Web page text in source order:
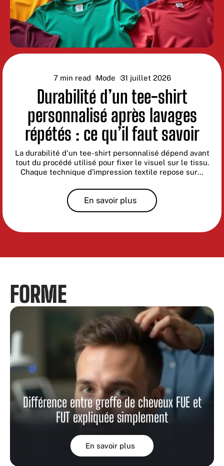
7 min read Mode 31 juillet 2026
Durabilité d’un tee-shirt
personnalisé après lavages
répétés : ce qu’il faut savoir
La durabilité d'un tee-shirt personnalisé dépend avant
tout du procédé utilisé pour fixer le visuel sur le tissu.
Chaque technique d'impression textile repose sur…
En savoir plus
FORME
Différence entre greffe de cheveux FUE et
FUT expliquée simplement
En savoir plus